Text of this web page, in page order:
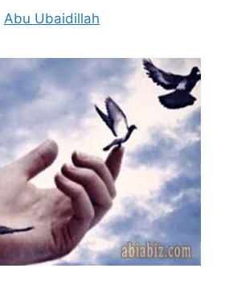
Abu Ubaidillah